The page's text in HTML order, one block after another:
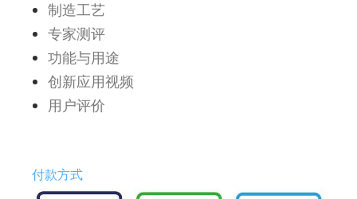
制造工艺
专家测评
功能与用途
创新应用视频
用户评价
付款方式